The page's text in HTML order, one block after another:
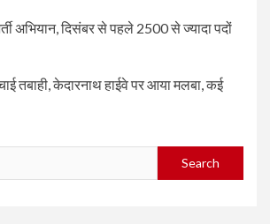
अभियान, दिसंबर से पहले 2500 से ज्यादा पदों
तबाही, केदारनाथ हाईवे पर आया मलबा, कई